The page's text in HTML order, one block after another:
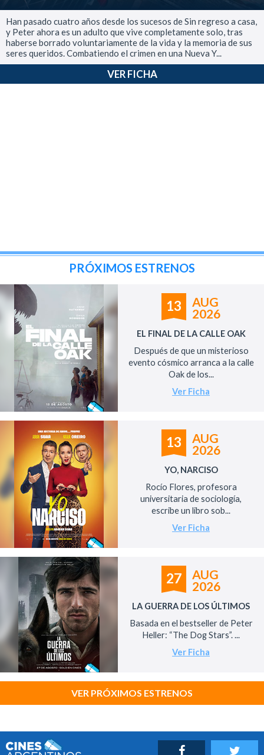
Han pasado cuatro años desde los sucesos de Sin regreso a casa,
y Peter ahora es un adulto que vive completamente solo, tras
haberse borrado voluntariamente de la vida y la memoria de sus
seres queridos. Combatiendo el crimen en una Nueva Y...
VER FICHA
PRÓXIMOS ESTRENOS
13
AUG
2026
EL FINAL DE LA CALLE OAK
Después de que un misterioso
evento cósmico arranca a la calle
Oak de los...
Ver Ficha
13
AUG
2026
YO, NARCISO
Rocío Flores, profesora
universitaria de sociología,
escribe un libro sob...
Ver Ficha
27
AUG
2026
LA GUERRA DE LOS ÚLTIMOS
Basada en el bestseller de Peter
Heller: “The Dog Stars”. ...
Ver Ficha
VER PRÓXIMOS ESTRENOS